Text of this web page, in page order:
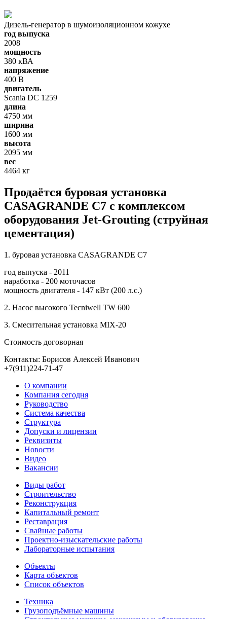
Дизель-генератор в шумоизоляционном кожухе
год выпуска
2008
мощность
380 кВА
напряжение
400 В
двигатель
Scania DC 1259
длина
4750 мм
ширина
1600 мм
высота
2095 мм
вес
4464 кг
Продаётся буровая установка
CASAGRANDE C7 с комплексом
оборудования Jet-Grouting (струйная
цементация)
1. буровая установка CASAGRANDE C7
год выпуска - 2011
наработка - 200 моточасов
мощность двигателя - 147 кВт (200 л.с.)
2. Насос высокого Tecniwell TW 600
3. Смесительная установка MIX-20
Стоимость договорная
Контакты: Борисов Алексей Иванович
+7(911)224-71-47
О компании
Компания сегодня
Руководство
Система качества
Структура
Допуски и лицензии
Реквизиты
Новости
Видео
Вакансии
Виды работ
Строительство
Реконструкция
Капитальный ремонт
Реставрация
Свайные работы
Проектно-изыскательские работы
Лабораторные испытания
Объекты
Карта объектов
Список объектов
Техника
Грузоподъёмные машины